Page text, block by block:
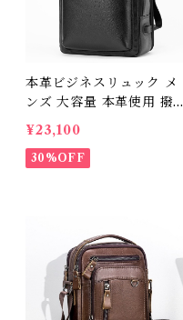
本革ビジネスリュック メ
ンズ 大容量 本革使用 撥水
加工 ビジネスリュックサ
ック 15.6インチ ワイド A
4サイズ書類収納 送料無料
¥23,100
30%OFF